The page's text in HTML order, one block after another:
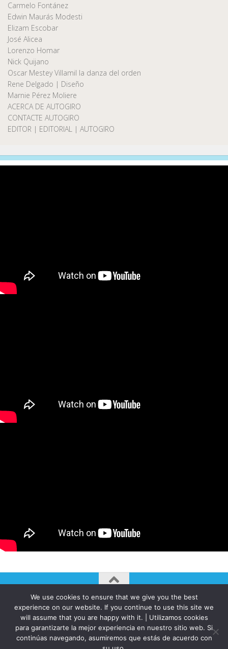
Carmelo Fontánez
Edwin Maurás Modesti
Elizam Escobar
José Alicea
Lorenzo Homar
Nick Quijano
Oscar Mestey Villamil la danza del orden
Rene Delgado | Diseño
Marnie Pérez Moliere
ACERCA DE AUTOGIRO
CONTACTE AUTOGIRO
EDITOR | EDITORIAL | AUTOGIRO
AUTOGIRO/el giro del arte actual © JAVIER MARTINEZ 2026. All
Rights Reserved.
Funciona con - Diseñado con elTema Hueman
We use cookies to ensure that we give you the best
experience on our website. If you continue to use this site we
will assume that you are happy with it. | Utilizamos cookies
para garantizarte la mejor experiencia en nuestro sitio web. Si
continúas navegando, asumiremos que estás de acuerdo con